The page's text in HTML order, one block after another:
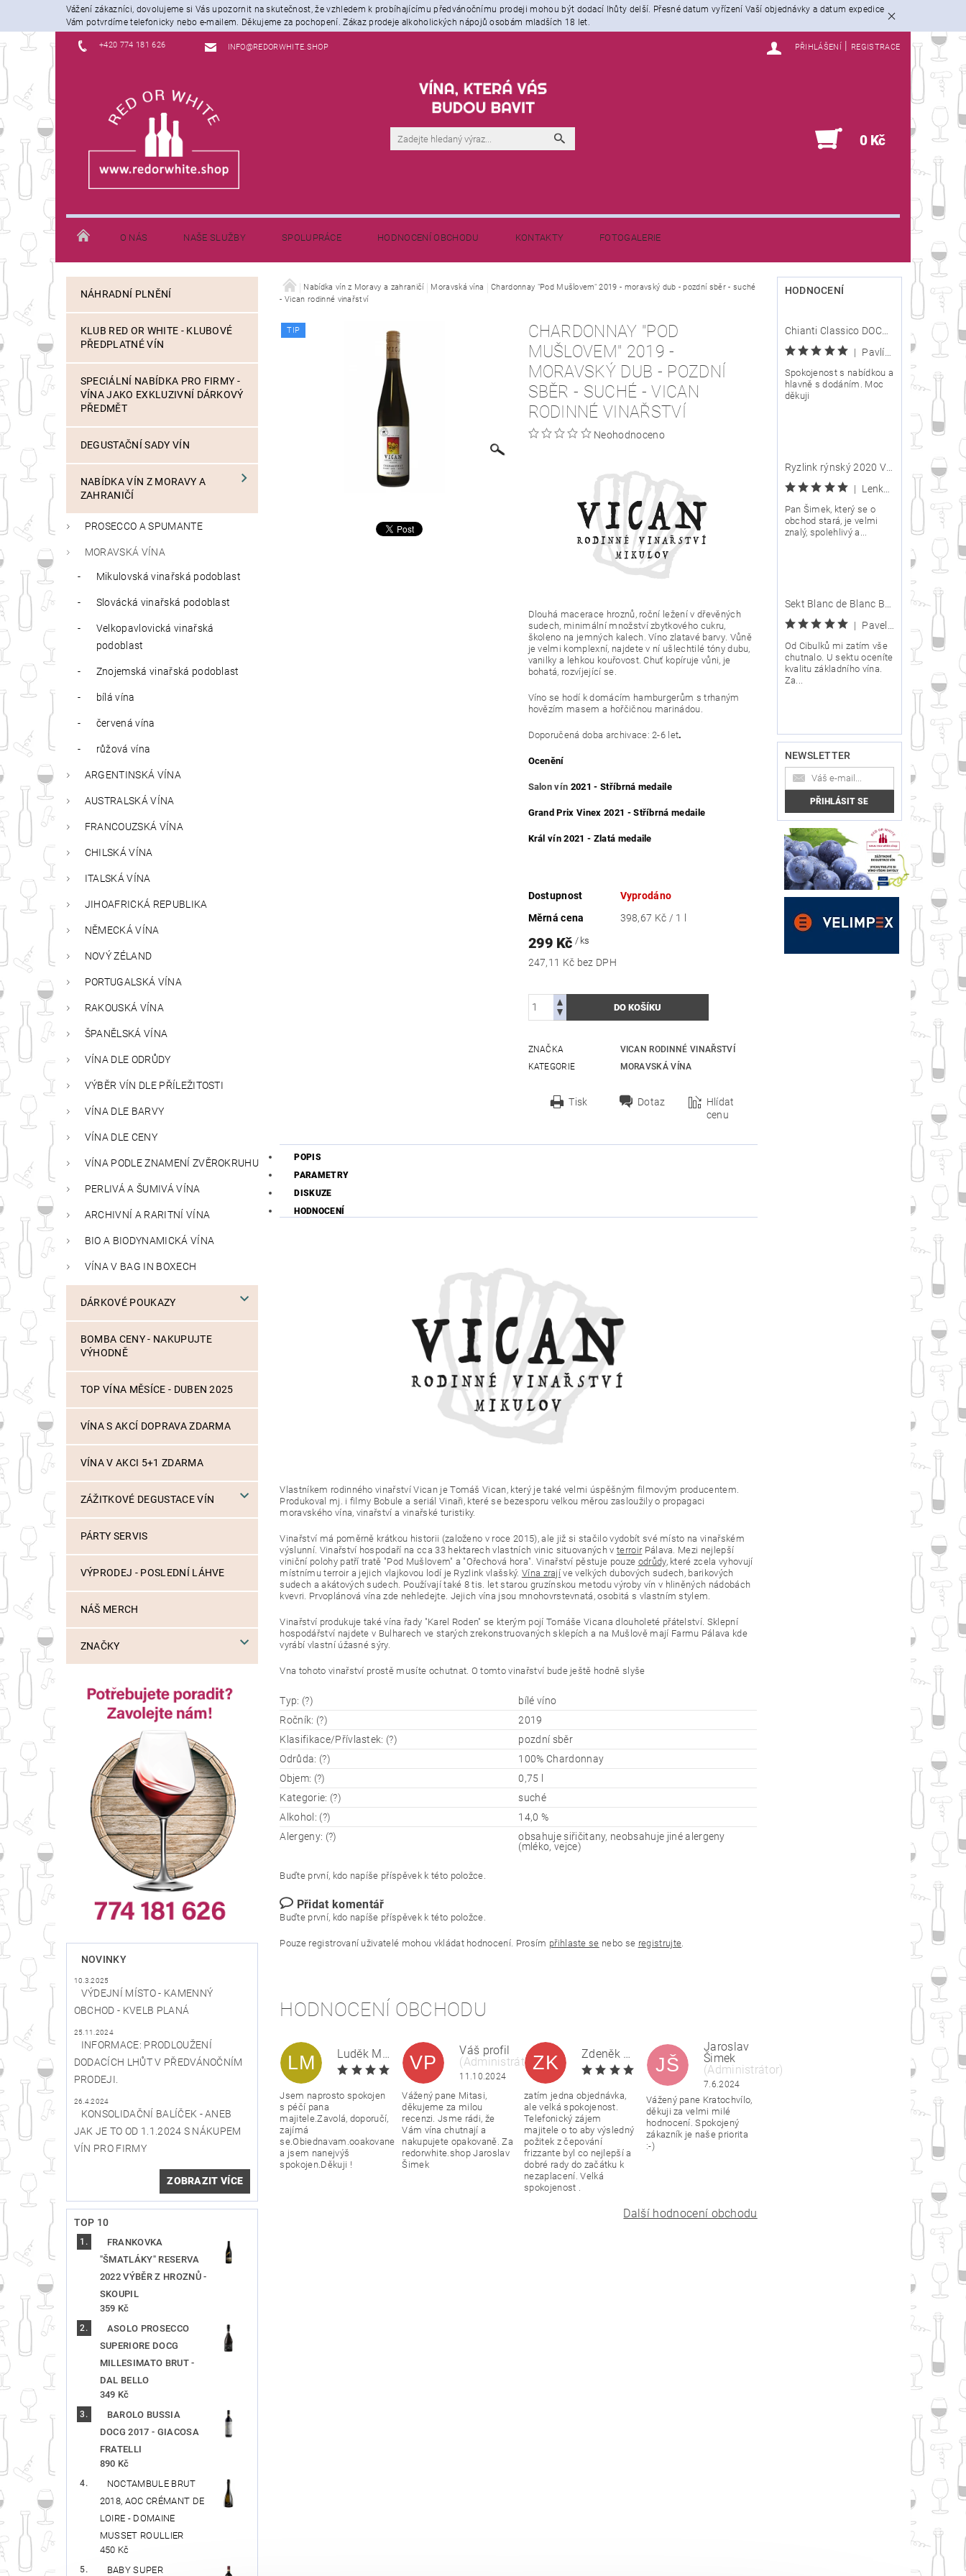
Vážení zákazníci, dovolujeme si Vás upozornit na skutečnost, že vzhledem k probíhajícímu předvánočnímu prodeji mohou být dodací lhůty delší. Přesné datum vyřízení Vaší objednávky a datum expedice
Vám potvrdíme telefonicky nebo e-mailem. Děkujeme za pochopení. Zákaz prodeje alkoholických nápojů osobám mladších 18 let.
+420 774 181 626 INFO@REDORWHITE.SHOP PŘIHLÁŠENÍ REGISTRACE
0 Kč
O NÁS NAŠE SLUŽBY SPOLUPRÁCE HODNOCENÍ OBCHODU KONTAKTY FOTOGALERIE
JAK NAKUPOVAT INFORMACE K DOPRAVĚ
NÁHRADNÍ PLNĚNÍ
KLUB RED OR WHITE - KLUBOVÉ
PŘEDPLATNÉ VÍN
SPECIÁLNÍ NABÍDKA PRO FIRMY -
VÍNA JAKO EXKLUZIVNÍ DÁRKOVÝ
PŘEDMĚT
DEGUSTAČNÍ SADY VÍN
NABÍDKA VÍN Z MORAVY A
ZAHRANIČÍ
PROSECCO A SPUMANTE
MORAVSKÁ VÍNA
Mikulovská vinařská podoblast
Slovácká vinařská podoblast
Velkopavlovická vinařská
podoblast
Znojemská vinařská podoblast
bílá vína
červená vína
růžová vína
ARGENTINSKÁ VÍNA
AUSTRALSKÁ VÍNA
FRANCOUZSKÁ VÍNA
CHILSKÁ VÍNA
ITALSKÁ VÍNA
JIHOAFRICKÁ REPUBLIKA
NĚMECKÁ VÍNA
NOVÝ ZÉLAND
PORTUGALSKÁ VÍNA
RAKOUSKÁ VÍNA
ŠPANĚLSKÁ VÍNA
VÍNA DLE ODRŮDY
VÝBĚR VÍN DLE PŘÍLEŽITOSTI
VÍNA DLE BARVY
VÍNA DLE CENY
VÍNA PODLE ZNAMENÍ ZVĚROKRUHU
PERLIVÁ A ŠUMIVÁ VÍNA
ARCHIVNÍ A RARITNÍ VÍNA
BIO A BIODYNAMICKÁ VÍNA
VÍNA V BAG IN BOXECH
DÁRKOVÉ POUKAZY
BOMBA CENY - NAKUPUJTE
VÝHODNĚ
TOP VÍNA MĚSÍCE - DUBEN 2025
VÍNA S AKCÍ DOPRAVA ZDARMA
VÍNA V AKCI 5+1 ZDARMA
ZÁŽITKOVÉ DEGUSTACE VÍN
PÁRTY SERVIS
VÝPRODEJ - POSLEDNÍ LÁHVE
NÁŠ MERCH
ZNAČKY
NOVINKY
10.3.2025
VÝDEJNÍ MÍSTO - KAMENNÝ
OBCHOD - KVELB PLANÁ
25.11.2024
INFORMACE: PRODLOUŽENÍ
DODACÍCH LHŮT V PŘEDVÁNOČNÍM
PRODEJI.
26.4.2024
KONSOLIDAČNÍ BALÍČEK - ANEB
JAK JE TO OD 1.1.2024 S NÁKUPEM
VÍN PRO FIRMY
ZOBRAZIT VÍCE
TOP 10
FRANKOVKA
"ŠMATLÁKY" RESERVA
2022 VÝBĚR Z HROZNŮ -
SKOUPIL
359 Kč
ASOLO PROSECCO
SUPERIORE DOCG
MILLESIMATO BRUT -
DAL BELLO
349 Kč
BAROLO BUSSIA
DOCG 2017 - GIACOSA
FRATELLI
890 Kč
NOCTAMBULE BRUT
2018, AOC CRÉMANT DE
LOIRE - DOMAINE
MUSSET ROULLIER
450 Kč
BABY SUPER
Nabídka vín z Moravy a zahraničí Moravská vína
Chardonnay "Pod Mušlovem" 2019 - moravský dub - pozdní sběr - suché
- Vican rodinné vinařství
TIP
CHARDONNAY "POD
MUŠLOVEM" 2019 -
MORAVSKÝ DUB - POZDNÍ
SBĚR - SUCHÉ - VICAN
RODINNÉ VINAŘSTVÍ
Neohodnoceno
Dlouhá macerace hroznů, roční ležení v dřevěných
sudech, minimální množství zbytkového cukru,
školeno na jemných kalech. Víno zlatavé barvy. Vůně
je velmi komplexní, najdete v ní ušlechtilé tóny dubu,
vanilky a lehkou kouřovost. Chuť kopíruje vůni, je
bohatá, rozvíjející se.
Víno se hodí k domácím hamburgerům s trhaným
hovězím masem a hořčičnou marinádou.
Doporučená doba archivace: 2-6 let.
Ocenění
Salon vín 2021 - Stříbrná medaile
Grand Prix Vinex 2021 - Stříbrná medaile
Král vín 2021 - Zlatá medaile
Dostupnost
Vyprodáno
Měrná cena
398,67 Kč / 1 l
299 Kč/ ks
247,11 Kč bez DPH
ZNAČKA
VICAN RODINNÉ VINAŘSTVÍ
KATEGORIE
MORAVSKÁ VÍNA
Tisk Dotaz
Hlídat
cenu
POPIS
PARAMETRY
DISKUZE
HODNOCENÍ
Vlastníkem rodinného vinařství Vican je Tomáš Vican, který je také velmi úspěšným filmovým producentem.
Produkoval mj. i filmy Bobule a seriál Vinaři, které se bezesporu velkou měrou zasloužily o propagaci
moravského vína, vinařství a vinařské turistiky.
Vinařství má poměrně krátkou historii (založeno v roce 2015), ale již si stačilo vydobít své místo na vinařském
výslunní. Vinařství hospodaří na cca 33 hektarech vlastních vinic situovaných v terroirPálava. Mezi nejlepší
viniční polohy patří tratě "Pod Mušlovem" a "Ořechová hora". Vinařství pěstuje pouze odrůdy, které zcela vyhovují
místnímu terroir a jejich vlajkovou lodí je Ryzlink vlašský. Vína zrají ve velkých dubových sudech, barikových
sudech a akátových sudech. Používají také 8 tis. let starou gruzínskou metodu výroby vín v hliněných nádobách
kvevri. Prvoplánová vína zde nehledejte. Jejich vína jsou mnohovrstevnatá, osobitá s vlastním stylem.
Vinařství produkuje také vína řady "Karel Roden" se kterým pojí Tomáše Vicana dlouholeté přátelství. Sklepní
hospodářství najdete v Bulharech ve starých zrekonstruovaných sklepích a na Mušlově mají Farmu Pálava kde
vyrábí vlastní úžasné sýry.
Vna tohoto vinařství prostě musíte ochutnat. O tomto vinařství bude ještě hodně slyše
Typ: (?)
bílé víno
Ročník: (?)
2019
Klasifikace/Přívlastek: (?)
pozdní sběr
Odrůda: (?)
100% Chardonnay
Objem: (?)
0,75 l
Kategorie: (?)
suché
Alkohol: (?)
14,0 %
Alergeny: (?)
obsahuje siřičitany, neobsahuje jiné alergeny
(mléko, vejce)
Buďte první, kdo napíše příspěvek k této položce.
Přidat komentář
Buďte první, kdo napíše příspěvek k této položce.
Pouze registrovaní uživatelé mohou vkládat hodnocení. Prosím přihlaste se nebo se registrujte
HODNOCENÍ OBCHODU
LM
Luděk Mitas
11.10.2024
Jsem naprosto spokojen
s péčí pana
majitele.Zavolá, doporučí,
zajímá
se.Obiednavam.ooakovane
a jsem nanejvýš
spokojen.Děkuji !
VP
Váš profil
(Administrátor)
11.10.2024
Vážený pane Mitasi,
děkujeme za milou
recenzi. Jsme rádi, že
Vám vína chutnají a
nakupujete opakovaně. Za
redorwhite.shop Jaroslav
Šimek
ZK
Zdeněk Kratochvíla
| 6.6.2024
zatím jedna objednávka,
ale velká spokojenost.
Telefonický zájem
majitele o to aby výsledný
požitek z čepování
frizzante byl co nejlepší a
dobré rady do začátku k
nezaplacení. Velká
spokojenost .
JŠ
Jaroslav
Šimek
(Administrátor)
7.6.2024
Vážený pane Kratochvílo,
děkuji za velmi milé
hodnocení. Spokojený
zákazník je naše priorita
:-)
Další hodnocení obchodu
HODNOCENÍ
Chianti Classico DOCG 2020 - Carpineto
|
Pavlína
Spokojenost s nabídkou a
hlavně s dodáním. Moc
děkuji
Ryzlink rýnský 2020 VOC Znojmo - Arte Vini posledních pár lahví
|
Lenka Kijová
Pan Šimek, který se o
obchod stará, je velmi
znalý, spolehlivý a...
Sekt Blanc de Blanc Brut Nature - Víno Cibulka
|
Pavel Ptáček
Od Cibulků mi zatím vše
chutnalo. U sektu oceníte
kvalitu základního vína.
Za...
NEWSLETTER